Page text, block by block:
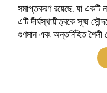
সমাপ্তকরণ রয়েছে, যা একটি
এটি দীর্ঘস্থায়ীত্বকে সূক্ষ্ম
গুণমান এবং অন্তর্নিহিত